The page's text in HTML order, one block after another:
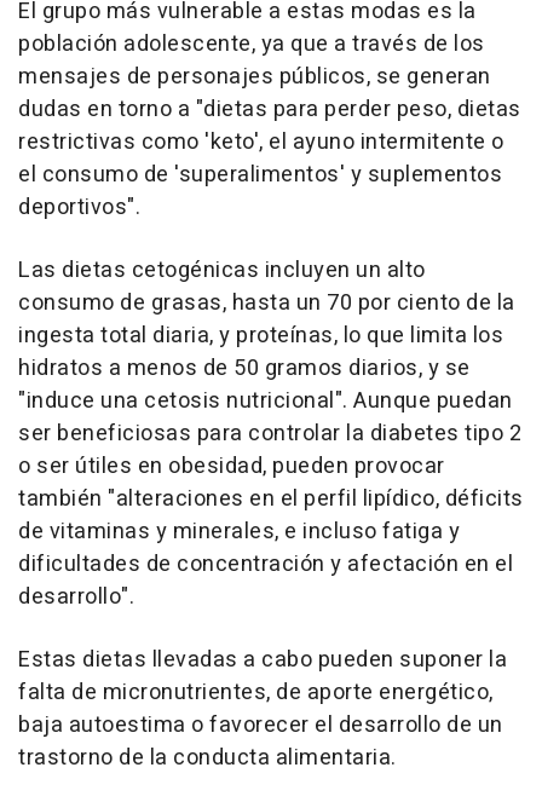
El grupo más vulnerable a estas modas es la
población adolescente, ya que a través de los
mensajes de personajes públicos, se generan
dudas en torno a "dietas para perder peso, dietas
restrictivas como 'keto', el ayuno intermitente o
el consumo de 'superalimentos' y suplementos
deportivos".
Las dietas cetogénicas incluyen un alto
consumo de grasas, hasta un 70 por ciento de la
ingesta total diaria, y proteínas, lo que limita los
hidratos a menos de 50 gramos diarios, y se
"induce una cetosis nutricional". Aunque puedan
ser beneficiosas para controlar la diabetes tipo 2
o ser útiles en obesidad, pueden provocar
también "alteraciones en el perfil lipídico, déficits
de vitaminas y minerales, e incluso fatiga y
dificultades de concentración y afectación en el
desarrollo".
Estas dietas llevadas a cabo pueden suponer la
falta de micronutrientes, de aporte energético,
baja autoestima o favorecer el desarrollo de un
trastorno de la conducta alimentaria.